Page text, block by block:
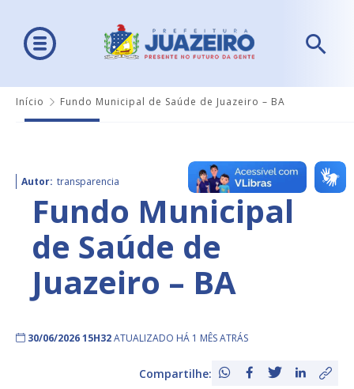
Início Fundo Municipal de Saúde de Juazeiro – BA
Autor: transparencia
Fundo Municipal
de Saúde de
Juazeiro – BA
30/06/2026 15H32ATUALIZADO HÁ 1 MÊS ATRÁS
Compartilhe: